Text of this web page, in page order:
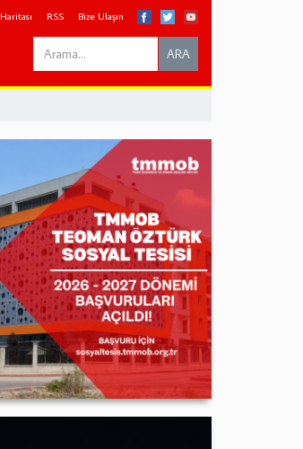
RSS Bize Ulaşın
Search
this
ARA